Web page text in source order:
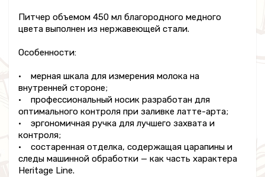
Питчер объемом 450 мл благородного медного
цвета выполнен из нержавеющей стали.
Особенности:
• мерная шкала для измерения молока на
внутренней стороне;
• профессиональный носик разработан для
оптимального контроля при заливке латте-арта;
• эргономичная ручка для лучшего захвата и
контроля;
• состаренная отделка, содержащая царапины и
следы машинной обработки — как часть характера
Heritage Line.